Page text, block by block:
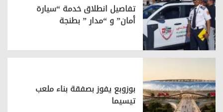
تفاصيل انطلاق خدمة “سيارة
أمان” و “مدار ” بطنجة
بوزوبع يفوز بصفقة بناء ملعب
تيسيما